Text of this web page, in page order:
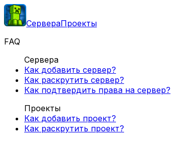
СервераПроекты
FAQ
Сервера
Как добавить сервер?
Как раскрутить сервер?
Как подтвердить права на сервер?
Проекты
Как добавить проект?
Как раскрутить проект?